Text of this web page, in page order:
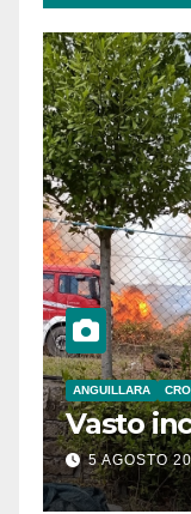
ANGUILLARA
Vasto
5 AGOSTO